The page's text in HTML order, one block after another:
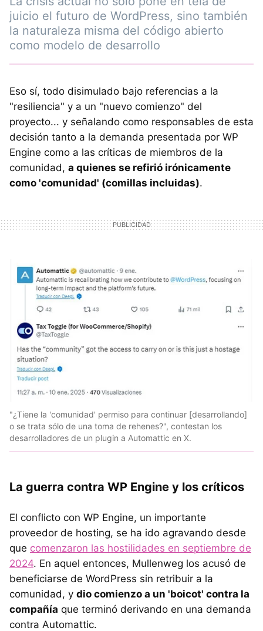
juicio el futuro de WordPress, sino también
la naturaleza misma del código abierto
como modelo de desarrollo
Eso sí, todo disimulado bajo referencias a la
"resiliencia" y a un "nuevo comienzo" del
proyecto... y señalando como responsables de esta
decisión tanto a la demanda presentada por WP
Engine como a las críticas de miembros de la
comunidad, a quienes se refirió irónicamente
como 'comunidad' (comillas incluidas).
"¿Tiene la 'comunidad' permiso para continuar [desarrollando]
o se trata sólo de una toma de rehenes?", contestan los
desarrolladores de un plugin a Automattic en X.
La guerra contra WP Engine y los críticos
El conflicto con WP Engine, un importante
proveedor de hosting, se ha ido agravando desde
que comenzaron las hostilidades en septiembre de
2024. En aquel entonces, Mullenweg los acusó de
beneficiarse de WordPress sin retribuir a la
comunidad, y dio comienzo a un 'boicot' contra la
compañía que terminó derivando en una demanda
contra Automattic.